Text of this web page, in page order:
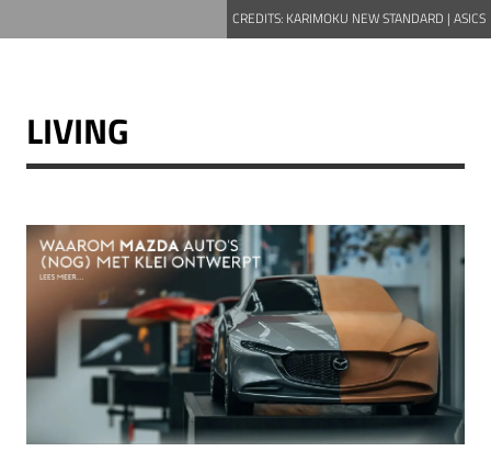
CREDITS: KARIMOKU NEW STANDARD | ASICS
LIVING